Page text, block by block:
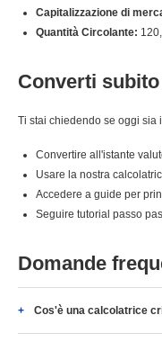
Capitalizzazione di
Quantità Circolante:
Converti
Ti stai chiedendo se oggi sia
Convertire all'istante
Usare la nostra
Accedere a guide per
Seguire tutorial passo
Domande
Cos'è una calcolatrice